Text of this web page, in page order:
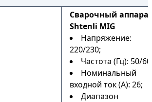
Сварочный
Shtenli MIG
Напряжение:
220/230;
Частота (Гц): 50/
Номинальный
входной ток (А): 26;
Диапазон